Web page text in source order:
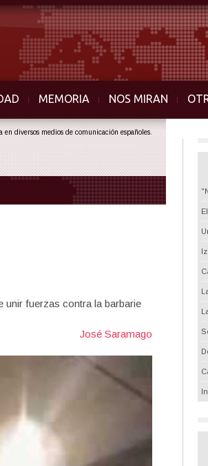
MEMORIA NOS MIRAN
diversos medios de comunicación españoles.
unir fuerzas contra la barbarie
José Saramago